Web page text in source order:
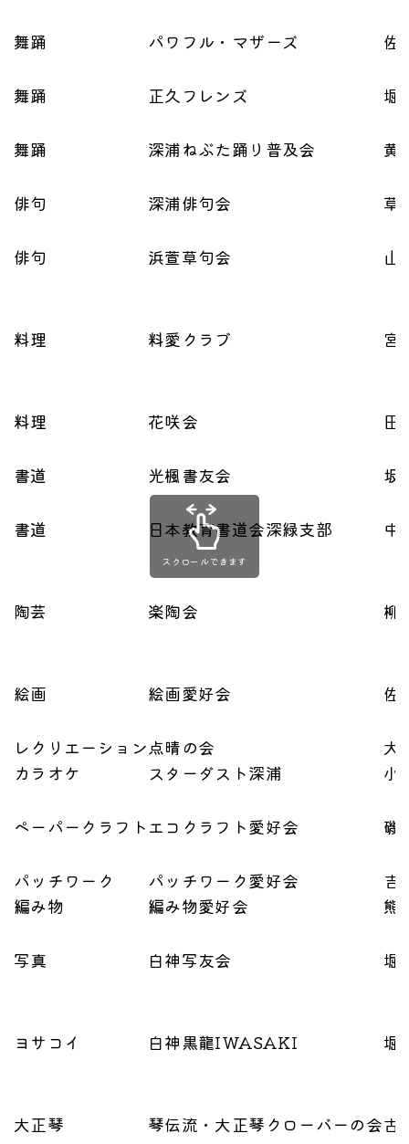
舞踊 パワフル・マザーズ 佐
舞踊 正久フレンズ 堀
舞踊 深浦ねぶた踊り普及会 黄
俳句 深浦俳句会 草
俳句 浜萱草句会 山
料理 料愛クラブ 宮
料理 花咲会 田
書道 光楓書友会 坂
書道 日本教育書道会深緑支部 中
陶芸 楽陶会 柳
絵画 絵画愛好会 佐
レクリエーション点晴の会
大
カラオケ
スターダスト深浦 小
ペーパークラフトエコクラフト愛好会 磯
パッチワーク パッチワーク愛好会
吉
編み物
編み物愛好会 熊
写真 白神写友会 堀
ヨサコイ 白神黒龍IWASAKI 堀
大正琴 琴伝流・大正琴クローバーの会古
スクロールできます